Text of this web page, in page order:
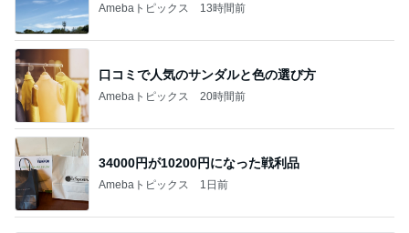
Amebaトピックス 13時間前
口コミで人気のサンダルと色の選び方
Amebaトピックス 20時間前
34000円が10200円になった戦利品
Amebaトピックス 1日前